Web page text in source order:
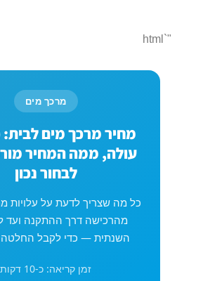
"`html
מרכך מים
מחיר מרכך מים
עולה, ממה המחיר
לבחור נכון
כל מה שצריך לדעת על עלויות
מהרכישה דרך ההתקנה ועד
השנתית — כדי לקבל
זמן קריאה: כ-10 דקות